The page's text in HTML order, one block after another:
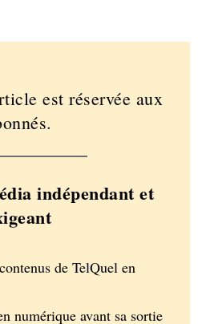
est réservée aux
indépendant et
de TelQuel en
numérique avant sa sortie